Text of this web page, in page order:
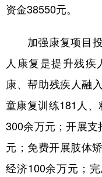
资金38550元。
加强康复项目投
人康复是提升残
康、帮助残疾人融
童康复训练181人
300余万元；开展
元；免费开展肢体
经济100余万元；